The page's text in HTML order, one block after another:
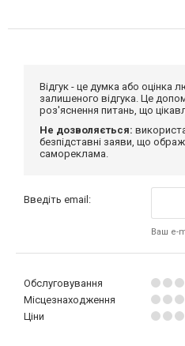
Відгук - це думка або
залишеного відгука. Це
роз'яснення питань, що
Не дозволяється:
безпідставні заяви, що
самореклама.
Введіть email:
Ваш e-
Обслуговування
Місцезнаходження
Ціни